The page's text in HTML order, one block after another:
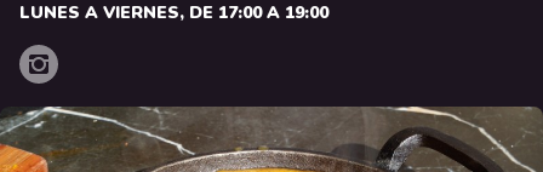
LUNES A VIERNES, DE 17:00 A 19:00